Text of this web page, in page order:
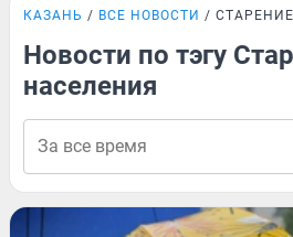
КАЗАНЬ ВСЕ НОВОСТИ
Новости по тэгу
населения